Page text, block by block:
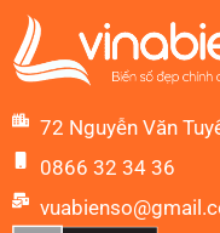
72 Nguyễn Văn
0866 32 34 36